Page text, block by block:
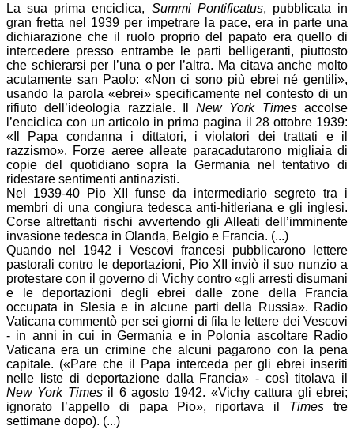
La sua prima enciclica, Summi Pontificatus, pubblicata in
gran fretta nel 1939 per impetrare la pace, era in parte una
dichiarazione che il ruolo proprio del papato era quello di
intercedere presso entrambe le parti belligeranti, piuttosto
che schierarsi per l’una o per l’altra. Ma citava anche molto
acutamente san Paolo: «Non ci sono più ebrei né gentili»,
usando la parola «ebrei» specificamente nel contesto di un
rifiuto dell’ideologia razziale. IlNew York Timesaccolse
l’enciclica con un articolo in prima pagina il 28 ottobre 1939:
«Il Papa condanna i dittatori, i violatori dei trattati e il
razzismo». Forze aeree alleate paracadutarono migliaia di
copie del quotidiano sopra la Germania nel tentativo di
ridestare sentimenti antinazisti.
Nel 1939-40 Pio XII funse da intermediario segreto tra i
membri di una congiura tedesca anti-hitleriana e gli inglesi.
Corse altrettanti rischi avvertendo gli Alleati dell’imminente
invasione tedesca in Olanda, Belgio e Francia. (...)
Quando nel 1942 i Vescovi francesi pubblicarono lettere
pastorali contro le deportazioni, Pio XII inviò il suo nunzio a
protestare con il governo di Vichy contro «gli arresti disumani
e le deportazioni degli ebrei dalle zone della Francia
occupata in Slesia e in alcune parti della Russia». Radio
Vaticana commentò per sei giorni di fila le lettere dei Vescovi
- in anni in cui in Germania e in Polonia ascoltare Radio
Vaticana era un crimine che alcuni pagarono con la pena
capitale. («Pare che il Papa interceda per gli ebrei inseriti
nelle liste di deportazione dalla Francia» - così titolava il
New York Timesil 6 agosto 1942. «Vichy cattura gli ebrei;
ignorato l’appello di papa Pio», riportava il Times tre
settimane dopo). (...)